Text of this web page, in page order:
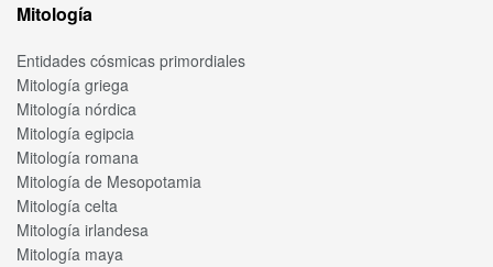
Mitología
Entidades cósmicas primordiales
Mitología griega
Mitología nórdica
Mitología egipcia
Mitología romana
Mitología de Mesopotamia
Mitología celta
Mitología irlandesa
Mitología maya